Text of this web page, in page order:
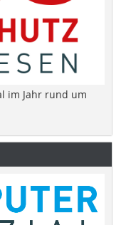
im Jahr rund um